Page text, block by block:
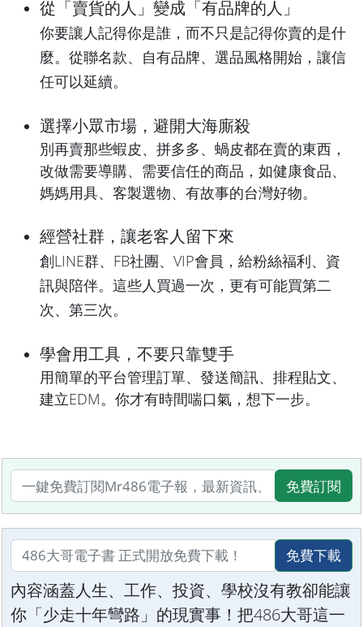
從「賣貨的人」變成「有品牌的人」
你要讓人記得你是誰，而不只是記得你賣的是什
麼。從聯名款、自有品牌、選品風格開始，讓信
任可以延續。
選擇小眾市場，避開大海廝殺
別再賣那些蝦皮、拼多多、蝸皮都在賣的東西，
改做需要導購、需要信任的商品，如健康食品、
媽媽用具、客製選物、有故事的台灣好物。
經營社群，讓老客人留下來
創LINE群、FB社團、VIP會員，給粉絲福利、資
訊與陪伴。這些人買過一次，更有可能買第二
次、第三次。
學會用工具，不要只靠雙手
用簡單的平台管理訂單、發送簡訊、排程貼文、
建立EDM。你才有時間喘口氣，想下一步。
免費訂閱
免費下載
內容涵蓋人生、工作、投資、學校沒有教卻能讓
你「少走十年彎路」的現實事！把486大哥這一